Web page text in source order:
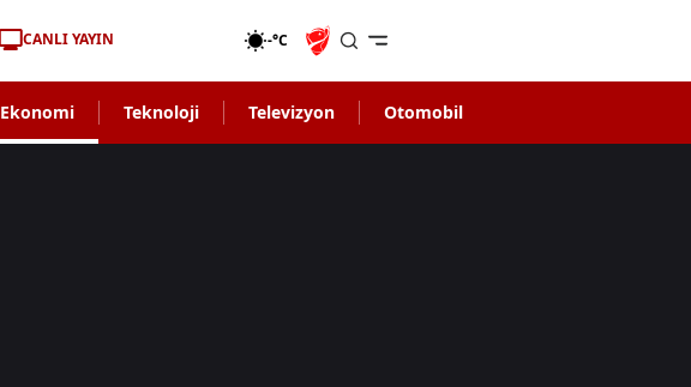
CANLI YAYIN -°C
Ekonomi Teknoloji Televizyon Otomobil